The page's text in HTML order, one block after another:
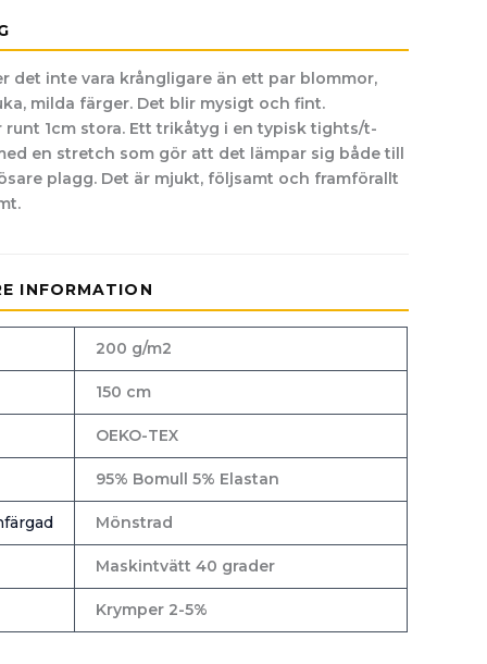
det inte vara krångligare än ett par blommor,
milda färger. Det blir mysigt och fint.
runt 1cm stora. Ett trikåtyg i en typisk tights/t-
en stretch som gör att det lämpar sig både till
plagg. Det är mjukt, följsamt och framförallt
INFORMATION
200 g/m2
150 cm
OEKO-TEX
95% Bomull 5% Elastan
Mönstrad
Maskintvätt 40 grader
Krymper 2-5%